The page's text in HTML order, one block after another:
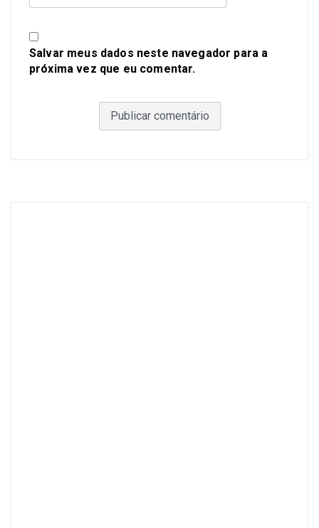
Salvar meus dados neste navegador para a
próxima vez que eu comentar.